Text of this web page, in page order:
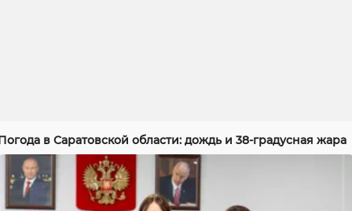
в Саратовской области: дождь и 38-градусная жара